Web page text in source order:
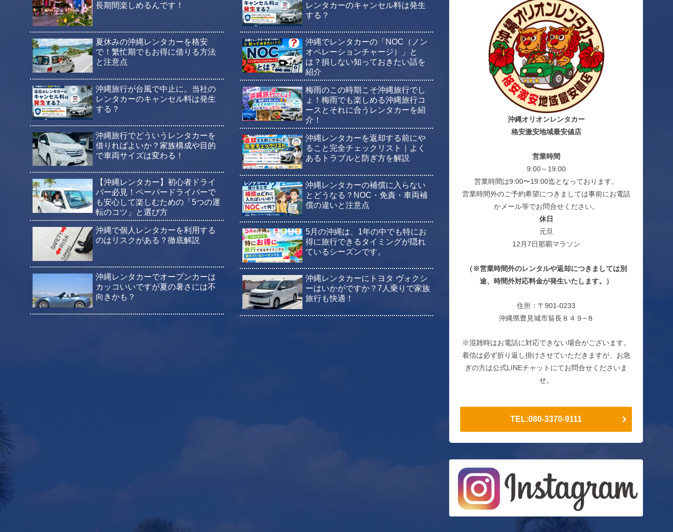
長期間楽しめるんです！
夏休みの沖縄レンタカーを格安
で！繁忙期でもお得に借りる方法
と注意点
沖縄旅行が台風で中止に。当社の
レンタカーのキャンセル料は発生
する？
沖縄旅行でどういうレンタカーを
借りればよいか？家族構成や目的
で車両サイズは変わる！
【沖縄レンタカー】初心者ドライ
バー必見！ペーパードライバーで
も安心して楽しむための「5つの運
転のコツ」と選び方
沖縄で個人レンタカーを利用する
のはリスクがある？徹底解説
沖縄レンタカーでオープンカーは
カッコいいですが夏の暑さには不
向きかも？
レンタカーのキャンセル料は発生
する？
沖縄でレンタカーの「NOC（ノン
オペレーションチャージ）」と
は？損しない知っておきたい話を
紹介
梅雨のこの時期こそ沖縄旅行でし
ょ！梅雨でも楽しめる沖縄旅行コ
ースとそれに合うレンタカーを紹
介！
沖縄レンタカーを返却する前にや
ること完全チェックリスト｜よく
あるトラブルと防ぎ方を解説
沖縄レンタカーの補償に入らない
とどうなる？NOC・免責・車両補
償の違いと注意点
5月の沖縄は、1年の中でも特にお
得に旅行できるタイミングが隠れ
ているシーズンです。
沖縄レンタカーにトヨタ ヴォクシ
ーはいかがですか？7人乗りで家族
旅行も快適！
沖縄オリオンレンタカー
格安激安地域最安値店
営業時間
9:00～19:00
営業時間は9:00〜19:00迄となっております。
営業時間外のご予約希望につきましては事前にお電話
かメール等でお問合せください。
休日
元旦
12月7日那覇マラソン
（※営業時間外のレンタルや返却につきましては別
途、時間外対応料金が発生いたします。）
住所：〒901-0233
沖縄県豊見城市翁長８４９−８
※混雑時はお電話に対応できない場合がございます。
着信は必ず折り返し掛けさせていただきますが、お急
ぎの方は公式LINEチャットにてお問合せくださいま
せ。
TEL:080-3370-9111